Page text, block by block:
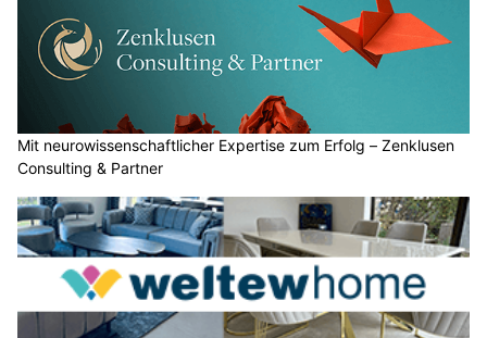
Mit neurowissenschaftlicher Expertise zum Erfolg – Zenklusen
Consulting & Partner